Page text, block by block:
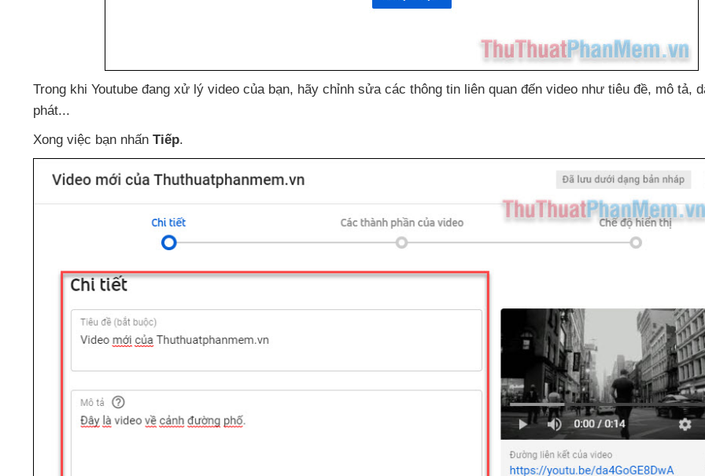
Trong khi Youtube đang xử lý video của bạn, hãy chỉnh sửa các thông tin liên quan đến video như tiêu đề, mô tả,
phát...
Xong việc bạn nhấn Tiếp.